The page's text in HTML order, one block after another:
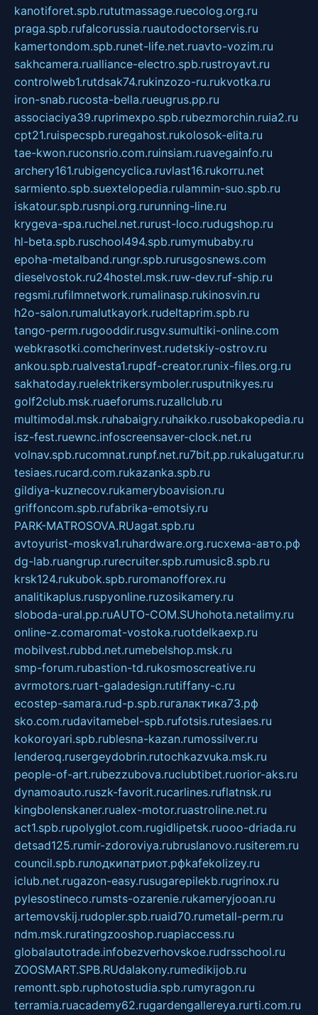
kanotiforet.spb.rututmassage.ruecolog.org.ru
praga.spb.rufalcorussia.ruautodoctorservis.ru
kamertondom.spb.runet-life.net.ruavto-vozim.ru
sakhcamera.rualliance-electro.spb.rustroyavt.ru
controlweb1.rutdsak74.rukinzozo-ru.rukvotka.ru
iron-snab.rucosta-bella.rueugrus.pp.ru
associaciya39.ruprimexpo.spb.rubezmorchin.ruia2.ru
cpt21.ruispecspb.ruregahost.rukolosok-elita.ru
tae-kwon.ruconsrio.com.ruinsiam.ruavegainfo.ru
archery161.rubigencyclica.ruvlast16.rukorru.net
sarmiento.spb.suextelopedia.rulammin-suo.spb.ru
iskatour.spb.rusnpi.org.rurunning-line.ru
krygeva-spa.ruchel.net.rurust-loco.rudugshop.ru
hl-beta.spb.ruschool494.spb.rumymubaby.ru
epoha-metalband.rungr.spb.rurusgosnews.com
dieselvostok.ru24hostel.msk.ruw-dev.ruf-ship.ru
regsmi.rufilmnetwork.rumalinasp.rukinosvin.ru
h2o-salon.rumalutkayork.rudeltaprim.spb.ru
tango-perm.rugooddir.rusgv.sumultiki-online.com
webkrasotki.comcherinvest.rudetskiy-ostrov.ru
ankou.spb.rualvesta1.rupdf-creator.runix-files.org.ru
sakhatoday.ruelektrikersymboler.rusputnikyes.ru
golf2club.msk.ruaeforums.ruzallclub.ru
multimodal.msk.ruhabaigry.ruhaikko.rusobakopedia.ru
isz-fest.ruewnc.infoscreensaver-clock.net.ru
volnav.spb.rucomnat.runpf.net.ru7bit.pp.rukalugatur.ru
tesiaes.rucard.com.rukazanka.spb.ru
gildiya-kuznecov.rukameryboavision.ru
griffoncom.spb.rufabrika-emotsiy.ru
PARK-MATROSOVA.RUagat.spb.ru
avtoyurist-moskva1.ruhardware.org.ruсхема-авто.рф
dg-lab.ruangrup.rurecruiter.spb.rumusic8.spb.ru
krsk124.rukubok.spb.ruromanofforex.ru
analitikaplus.ruspyonline.ruzosikamery.ru
sloboda-ural.pp.ruAUTO-COM.SUhohota.netalimy.ru
online-z.comaromat-vostoka.ruotdelkaexp.ru
mobilvest.rubbd.net.rumebelshop.msk.ru
smp-forum.rubastion-td.rukosmoscreative.ru
avrmotors.ruart-galadesign.rutiffany-c.ru
ecostep-samara.rud-p.spb.ruгалактика73.рф
sko.com.rudavitamebel-spb.rufotsis.rutesiaes.ru
kokoroyari.spb.rublesna-kazan.rumossilver.ru
lenderoq.rusergeydobrin.rutochkazvuka.msk.ru
people-of-art.rubezzubova.ruclubtibet.ruorior-aks.ru
dynamoauto.ruszk-favorit.rucarlines.ruflatnsk.ru
kingbolenskaner.rualex-motor.ruastroline.net.ru
act1.spb.rupolyglot.com.rugidlipetsk.ruooo-driada.ru
detsad125.rumir-zdoroviya.rubruslanovo.rusiterem.ru
council.spb.ruлодкипатриот.рфkafekolizey.ru
iclub.net.rugazon-easy.rusugarepilekb.rugrinox.ru
pylesostineco.rumsts-ozarenie.rukameryjooan.ru
artemovskij.rudopler.spb.ruaid70.rumetall-perm.ru
ndm.msk.ruratingzooshop.ruapiaccess.ru
globalautotrade.infobezverhovskoe.rudrsschool.ru
ZOOSMART.SPB.RUdalakony.rumedikijob.ru
remontt.spb.ruphotostudia.spb.rumyragon.ru
terramia.ruacademy62.rugardengallereya.rurti.com.ru